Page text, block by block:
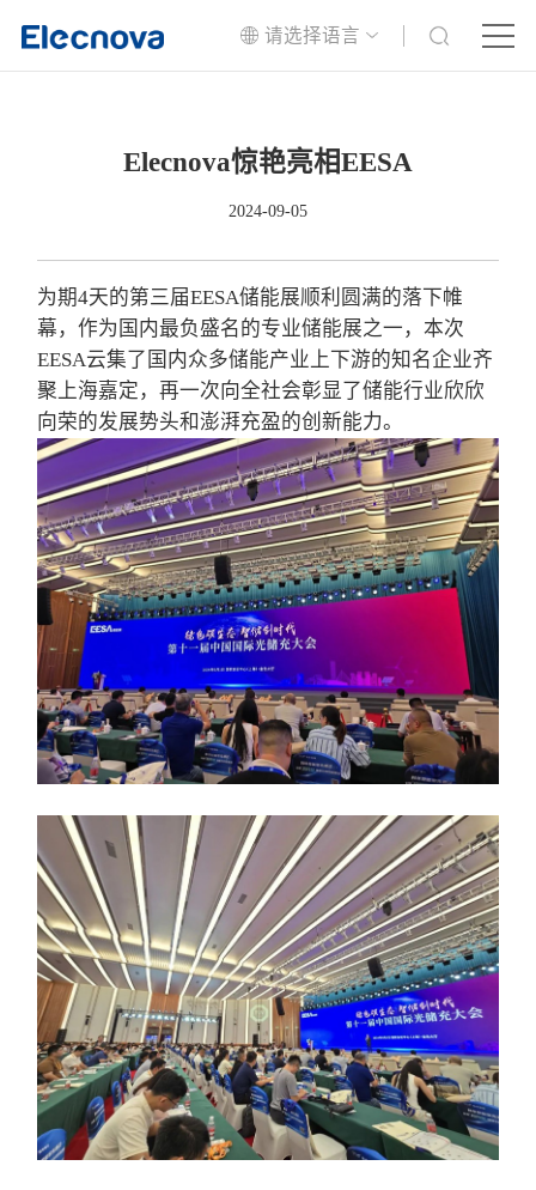
请选择语言
Elecnova惊艳亮相EESA
2024-09-05
为期4天的第三届EESA储能展顺利圆满的落下帷
幕，作为国内最负盛名的专业储能展之一，本次
EESA云集了国内众多储能产业上下游的知名企业齐
聚上海嘉定，再一次向全社会彰显了储能行业欣欣
向荣的发展势头和澎湃充盈的创新能力。